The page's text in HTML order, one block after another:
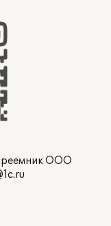
ООО